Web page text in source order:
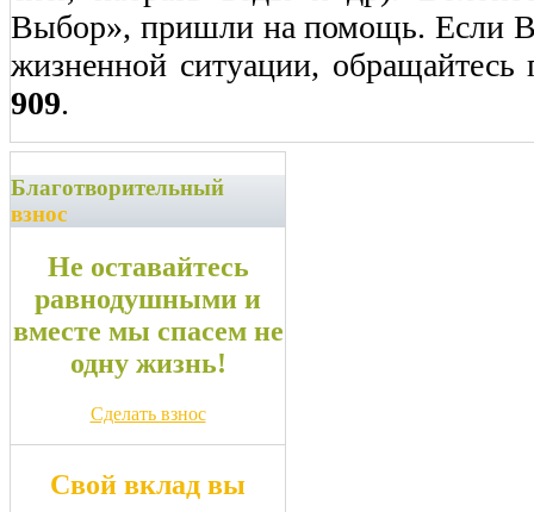
Выбор», пришли на помощь. Если
жизненной ситуации,
909.
Благотворительный
взнос
Не оставайтесь
равнодушными и
вместе мы спасем не
одну жизнь!
Сделать взнос
Свой вклад вы